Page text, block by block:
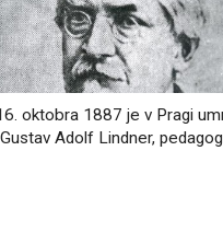
21. januarja 1921 je umrl Luka
Svetec, narodni buditelj,